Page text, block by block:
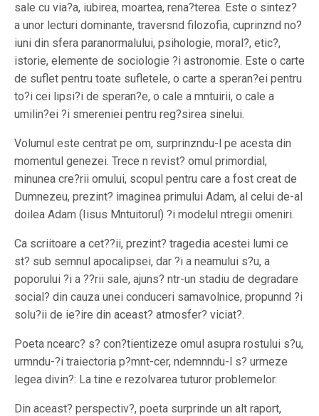
sale cu via?a, iubirea, moartea, rena?terea. Este o sintez?
a unor lecturi dominante, traversnd filozofia, cuprinznd no?
iuni din sfera paranormalului, psihologie, moral?, etic?,
istorie, elemente de sociologie ?i astronomie. Este o carte
de suflet pentru toate sufletele, o carte a speran?ei pentru
to?i cei lipsi?i de speran?e, o cale a mntuirii, o cale a
umilin?ei ?i smereniei pentru reg?sirea sinelui.
Volumul este centrat pe om, surprinzndu-l pe acesta din
momentul genezei. Trece n revist? omul primordial,
minunea cre?rii omului, scopul pentru care a fost creat de
Dumnezeu, prezint? imaginea primului Adam, al celui de-al
doilea Adam (Iisus Mntuitorul) ?i modelul ntregii omeniri.
Ca scriitoare a cet??ii, prezint? tragedia acestei lumi ce
st? sub semnul apocalipsei, dar ?i a neamului s?u, a
poporului ?i a ??rii sale, ajuns? ntr-un stadiu de degradare
social? din cauza unei conduceri samavolnice, propunnd ?i
solu?ii de ie?ire din aceast? atmosfer? viciat?.
Poeta ncearc? s? con?tientizeze omul asupra rostului s?u,
urmndu-?i traiectoria p?mnt-cer, ndemnndu-l s? urmeze
legea divin?: La tine e rezolvarea tuturor problemelor.
Din aceast? perspectiv?, poeta surprinde un alt raport,